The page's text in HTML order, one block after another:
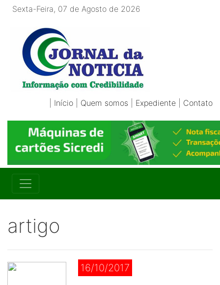
Sexta-Feira, 07 de Agosto de 2026
Início Quem somos Expediente Contato
artigo
16/10/2017